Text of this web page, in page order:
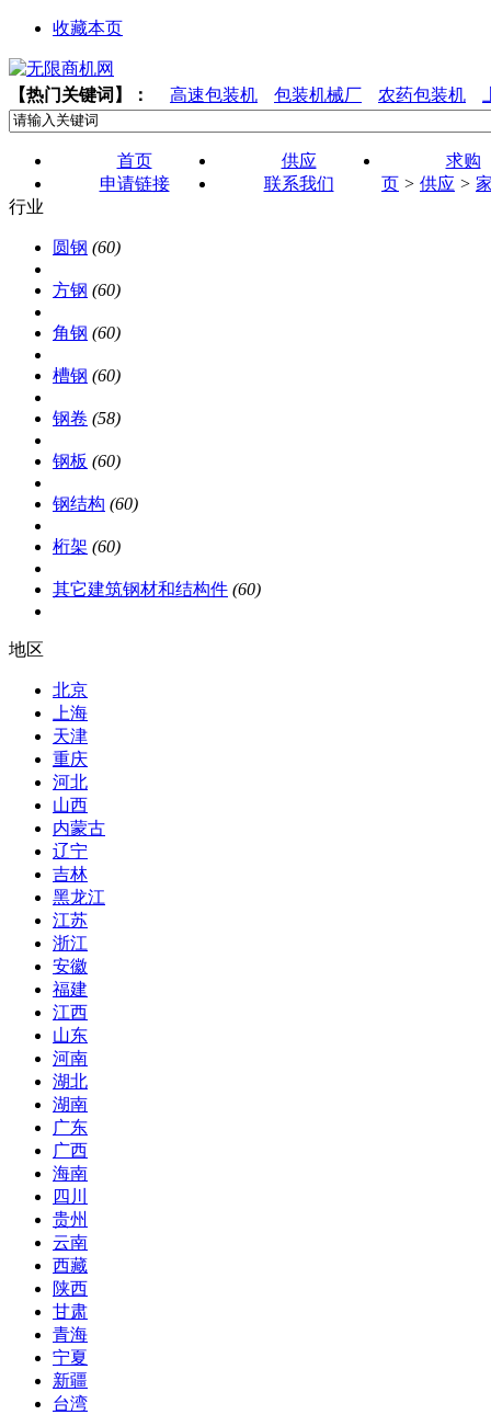
收藏本页
【热门关键词】： 高速包装机 包装机械厂 农药包装机
首页 供应
求购
申请链接
联系我们 页 > 供应 >
行业
圆钢 (60)
方钢 (60)
角钢 (60)
槽钢 (60)
钢卷 (58)
钢板 (60)
钢结构 (60)
桁架 (60)
其它建筑钢材和结构件 (60)
地区
北京
上海
天津
重庆
河北
山西
内蒙古
辽宁
吉林
黑龙江
江苏
浙江
安徽
福建
江西
山东
河南
湖北
湖南
广东
广西
海南
四川
贵州
云南
西藏
陕西
甘肃
青海
宁夏
新疆
台湾